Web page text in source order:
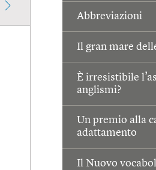
Abbreviazioni
Il gran mare
È irresistibile
anglismi?
Un premio alla
adattamento
Il Nuovo